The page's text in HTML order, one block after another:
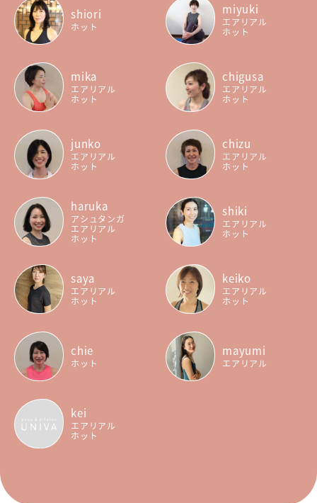
shiori
ホット
miyuki
エアリアル
ホット
mika
エアリアル
ホット
chigusa
エアリアル
ホット
junko
エアリアル
ホット
chizu
エアリアル
ホット
haruka
アシュタンガ
エアリアル
ホット
shiki
エアリアル
ホット
saya
エアリアル
ホット
keiko
エアリアル
ホット
chie
ホット
mayumi
エアリアル
kei
エアリアル
ホット